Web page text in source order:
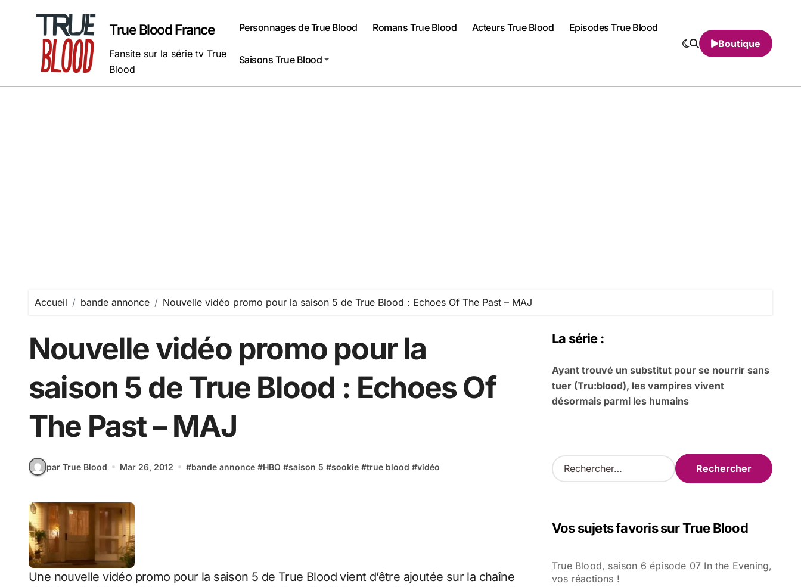
True Blood France
Fansite sur la série tv True
Blood
Personnages de True Blood Romans True Blood Acteurs True Blood Episodes True Blood
Saisons True Blood
Boutique
Accueil bande annonce Nouvelle vidéo promo pour la saison 5 de True Blood : Echoes Of The Past – MAJ
Nouvelle vidéo promo pour la
saison 5 de True Blood : Echoes Of
The Past – MAJ
par True Blood Mar 26, 2012 #bande annonce #HBO #saison 5 #sookie #true blood #vidéo
Une nouvelle vidéo promo pour la saison 5 de True Blood vient d’être ajoutée sur la chaîne
La série :
Ayant trouvé un substitut pour se nourrir sans
tuer (Tru:blood), les vampires vivent
désormais parmi les humains
R
e
r
e
r
Vos sujets favoris sur True Blood
True Blood, saison 6 épisode 07 In the Evening,
vos réactions !